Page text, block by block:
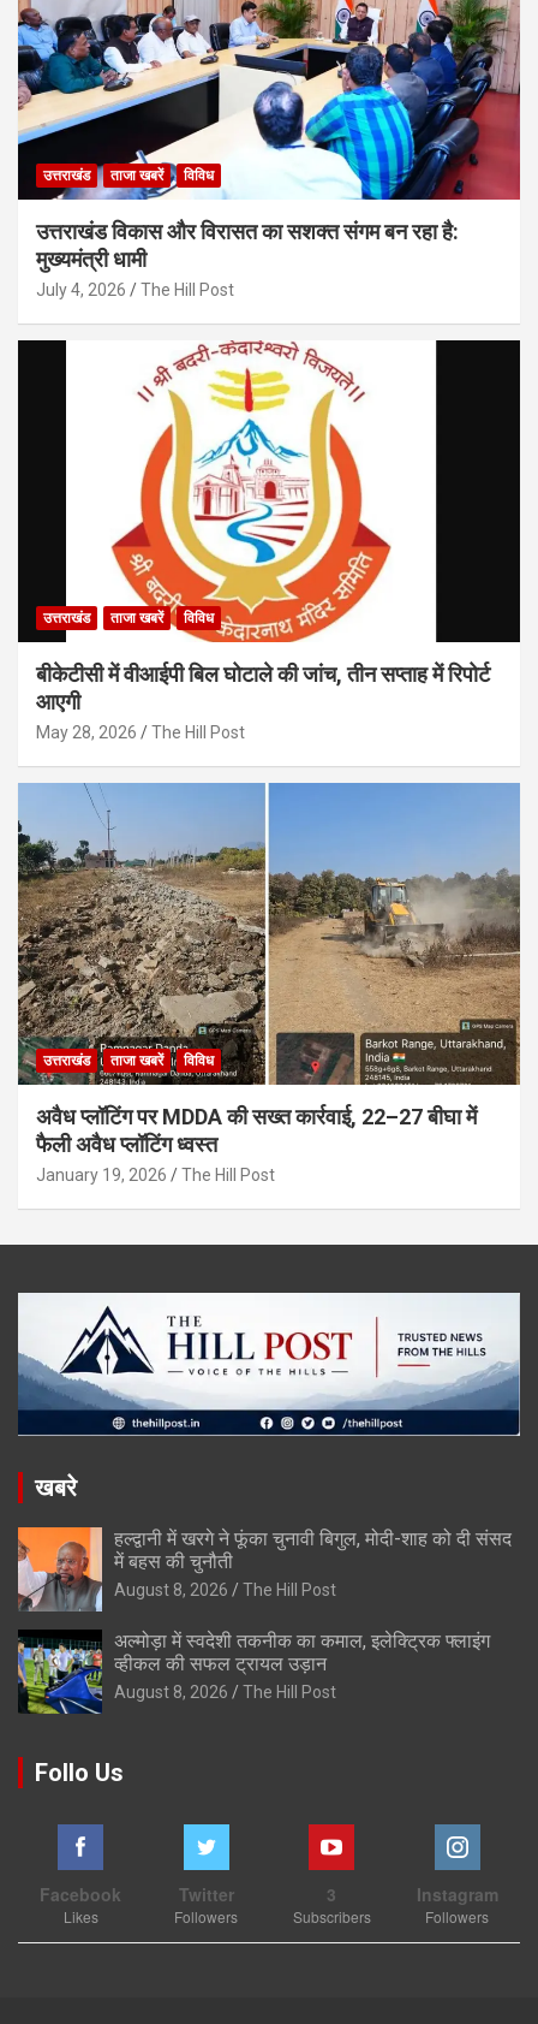
उत्तराखंड ताजा खबरें विविध
उत्तराखंड विकास और विरासत का सशक्त संगम बन रहा है:
मुख्यमंत्री धामी
July 4, 2026 The Hill Post
उत्तराखंड ताजा खबरें विविध
बीकेटीसी में वीआईपी बिल घोटाले की जांच, तीन सप्ताह में रिपोर्ट
आएगी
May 28, 2026 The Hill Post
उत्तराखंड ताजा खबरें विविध
अवैध प्लॉटिंग पर MDDA की सख्त कार्रवाई, 22–27 बीघा में
फैली अवैध प्लॉटिंग ध्वस्त
January 19, 2026 The Hill Post
खबरे
हल्द्वानी में खरगे ने फूंका चुनावी बिगुल, मोदी-शाह को दी संसद
में बहस की चुनौती
August 8, 2026 The Hill Post
अल्मोड़ा में स्वदेशी तकनीक का कमाल, इलेक्ट्रिक फ्लाइंग
व्हीकल की सफल ट्रायल उड़ान
August 8, 2026 The Hill Post
Follo Us
Facebook
Likes
Twitter
Followers
3
Subscribers
Instagram
Followers